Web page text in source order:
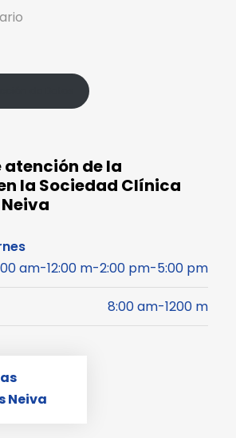
atención de la
la Sociedad Clínica
am-12:00 m-2:00 pm-5:00 pm
8:00 am-1200 m
Neiva